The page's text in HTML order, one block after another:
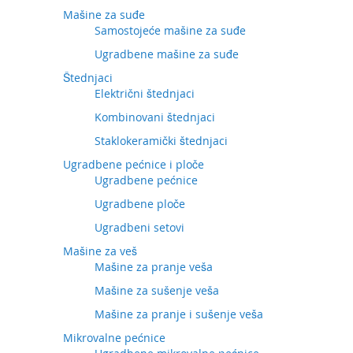
Mašine za suđe
Samostojeće mašine za suđe
Ugradbene mašine za suđe
Štednjaci
Električni štednjaci
Kombinovani štednjaci
Staklokeramički štednjaci
Ugradbene pećnice i ploče
Ugradbene pećnice
Ugradbene ploče
Ugradbeni setovi
Mašine za veš
Mašine za pranje veša
Mašine za sušenje veša
Mašine za pranje i sušenje veša
Mikrovalne pećnice